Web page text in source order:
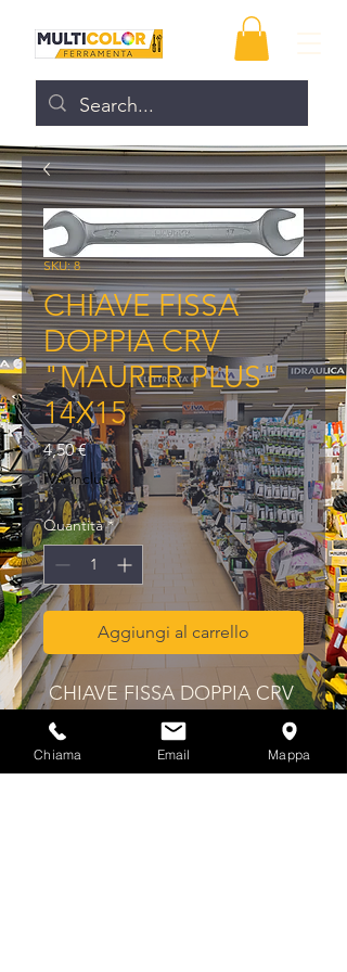
SKU: 8
CHIAVE FISSA
DOPPIA CRV
"MAURER PLUS"
14X15
4,50 €Prezzo
IVA inclusa
Quantità *
Aggiungi al carrello
CHIAVE FISSA DOPPIA CRV
"MAURER PLUS" 14X15
Chiama Email Mappa